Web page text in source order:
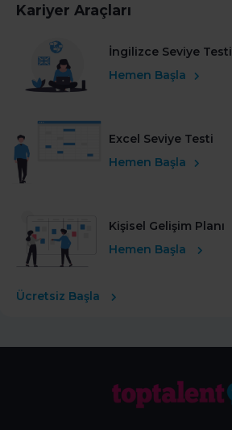
Kariyer Araçları
İngilizce Seviye Testi
Hemen Başla
Excel Seviye Testi
Hemen Başla
Kişisel Gelişim Planı
Hemen Başla
Ücretsiz Başla